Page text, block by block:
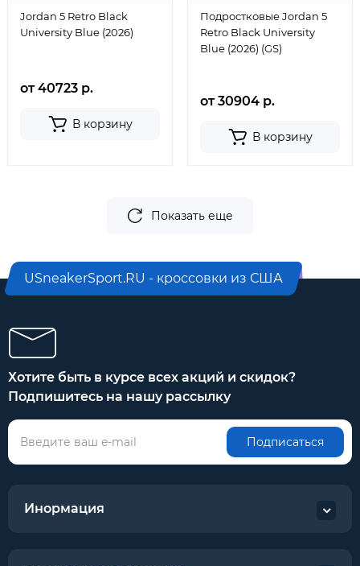
Jordan 5 Retro Black
University Blue (2026)
от 40723 р.
В корзину
Подростковые Jordan 5
Retro Black University
Blue (2026) (GS)
от 30904 р.
В корзину
Показать еще
USneakerSport.RU - кроссовки из США
Хотите быть в курсе всех акций и скидок?
Подпишитесь на нашу рассылку
Подписаться
Инормация